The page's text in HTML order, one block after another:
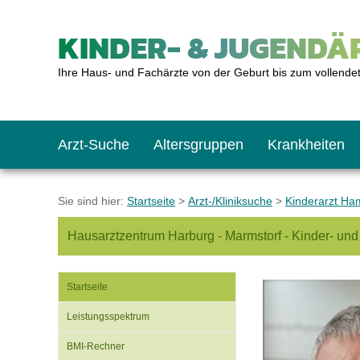
KINDER- &
Ihre Haus- und Fachärzte von der Geburt bis zum
Arzt-Suche Altersgruppen
Das erste Jahr
Jugendliche
Krankheiten
Baby: U1 bis U6
Teenager: J1 bis J2
Impfkalender
Impfreaktionen
Notrufnummern
Sofortmaßnahmen
Notdienste
BMI-Rechner
Wachstum-Rechner
Sie sind hier: Startseite > Arzt-/Kliniksuche > Kinderarzt
Hausarztzentrum Harburg - Marmstorf - Kinder-
Startseite
Leistungsspektrum
BMI-Rechner